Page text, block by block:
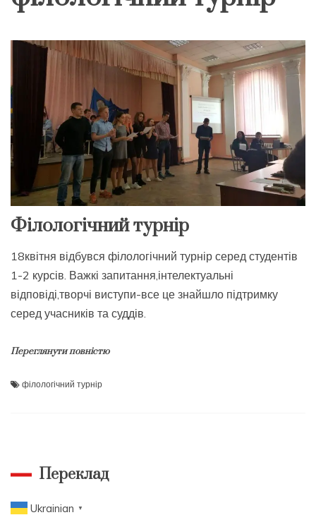
Філологічний турнір
18квітня відбувся філологічний турнір серед студентів
1-2 курсів. Важкі запитання,інтелектуальні
відповіді,творчі виступи-все це знайшло підтримку
серед учасників та суддів.
Переглянути повністю
філологічний турнір
Переклад
Ukrainian ▼